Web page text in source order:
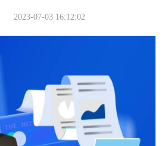
2023-07-03 16:12:02